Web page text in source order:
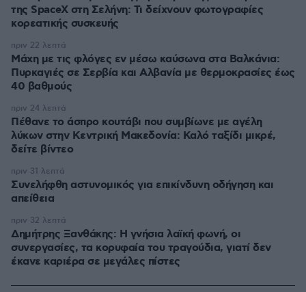
της SpaceX στη Σελήνη: Τι δείχνουν φωτογραφίες
κορεατικής συσκευής
Μάχη με τις φλόγες εν μέσω καύσωνα στα Βαλκάνια:
Πυρκαγιές σε Σερβία και Αλβανία με θερμοκρασίες έως
40 βαθμούς
πριν 22 λεπτά
Πέθανε το άσπρο κουτάβι που συμβίωνε με αγέλη
λύκων στην Κεντρική Μακεδονία: Καλό ταξίδι μικρέ,
δείτε βίντεο
πριν 24 λεπτά
Συνελήφθη αστυνομικός για επικίνδυνη οδήγηση και
απείθεια
πριν 31 λεπτά
Δημήτρης Ξανθάκης: Η γνήσια λαϊκή φωνή, οι
συνεργασίες, τα κορυφαία του τραγούδια, γιατί δεν
έκανε καριέρα σε μεγάλες πίστες
πριν 32 λεπτά